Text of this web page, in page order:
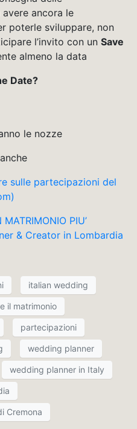
ancora le
poterle sviluppare, non
l’invito con un Save
almeno la data
Date?
le nozze
sulle partecipazioni del
PIU’
& Creator in Lombardia
italian wedding
il matrimonio
partecipazioni
wedding planner
wedding planner in Italy
Cremona